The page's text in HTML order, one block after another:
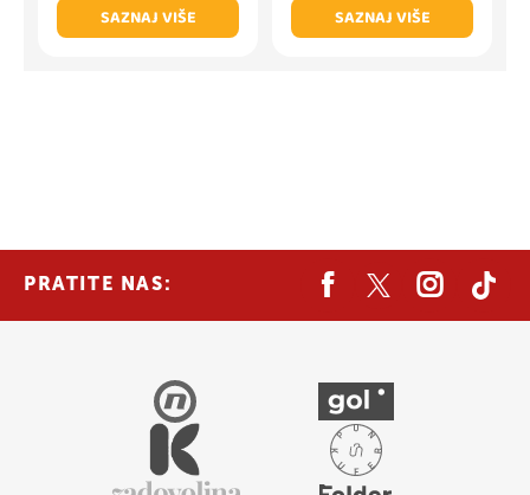
SAZNAJ VIŠE
SAZNAJ VIŠE
PRATITE NAS: